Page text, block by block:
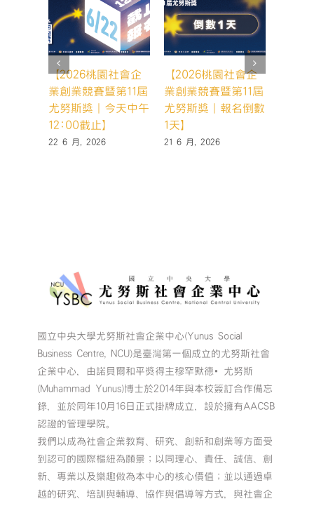
【2026桃園社會企
業創業競賽暨第11屆
尤努斯獎｜今天中午
12:00截止】
22 6 月, 2026
【2026桃園社會企
業創業競賽暨第11屆
尤努斯獎｜報名倒數
1天】
21 6 月, 2026
國立中央大學尤努斯社會企業中心(Yunus Social
Business Centre, NCU)是臺灣第一個成立的尤努斯社會
企業中心，由諾貝爾和平獎得主穆罕默德•尤努斯
(Muhammad Yunus)博士於2014年與本校簽訂合作備忘
錄，並於同年10月16日正式掛牌成立，設於擁有AACSB
認證的管理學院。
我們以成為社會企業教育、研究、創新和創業等方面受
到認可的國際樞紐為願景；以同理心、責任、誠信、創
新、專業以及樂趣做為本中心的核心價值；並以通過卓
越的研究、培訓與輔導、協作與倡導等方式，與社會企